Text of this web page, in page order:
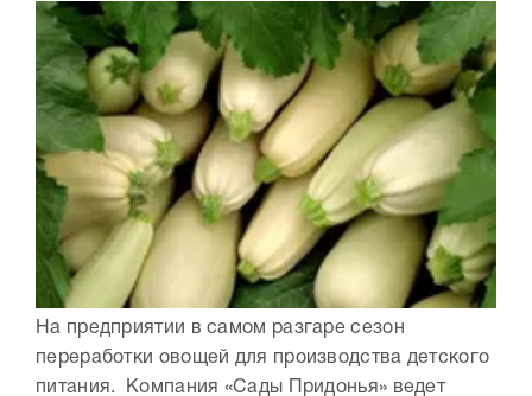
На предприятии в самом разгаре сезон
переработки овощей для производства детского
питания. Компания «Сады Придонья» ведет